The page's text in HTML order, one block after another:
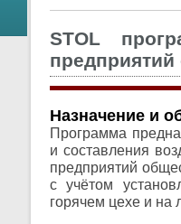
STOL
Назначение и
Программа
и составления
предприятий
с учётом
горячем цехе и на